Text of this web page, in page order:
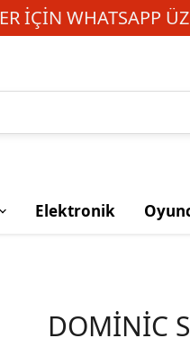
IÇIN WHATSAPP
Elektronik
DOMİNİC